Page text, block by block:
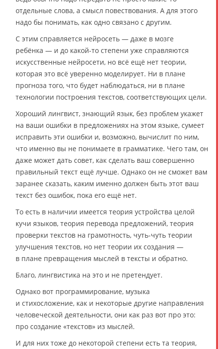
отдельные слова, а смысл повествования. А для этого
надо бы понимать, как одно связано с другим.
С этим справляется нейросеть — даже в мозге
ребёнка — и до какой-то степени уже справляются
искусственные нейросети, но всё ещё нет теории,
которая это всё уверенно моделирует. Ни в плане
прогноза того, что будет наблюдаться, ни в плане
технологии построения текстов, соответствующих цели.
Хороший лингвист, знающий язык, без проблем укажет
на ваши ошибки в предложениях на этом языке, сумеет
исправить эти ошибки и, возможно, вычислит по ним,
что именно вы не понимаете в грамматике. Чего там, он
даже может дать совет, как сделать ваш совершенно
правильный текст ещё лучше. Однако он не сможет вам
заранее сказать, каким именно должен быть этот ваш
текст без ошибок, пока его ещё нет.
То есть в наличии имеется теория устройства целой
кучи языков, теория перевода предложений, теория
проверки текстов на грамотность, чуть-чуть теории
улучшения текстов, но нет теории их создания —
в плане превращения мыслей в тексты и обратно.
Благо, лингвистика на это и не претендует.
Однако вот программирование, музыка
и стихосложение, как и некоторые другие направления
человеческой деятельности, они как раз вот про это:
про создание «текстов» из мыслей.
И для них тоже до некоторой степени есть та теория,